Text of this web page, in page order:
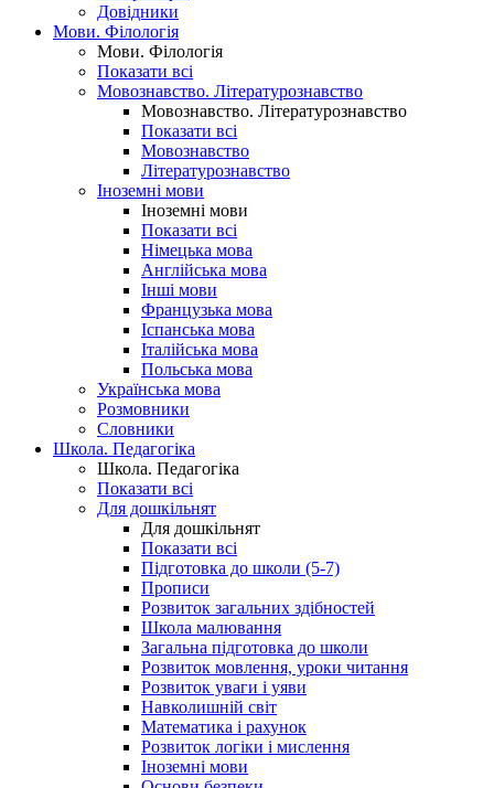
Довідники
Мови. Філологія
Мови. Філологія
Показати всі
Мовознавство. Літературознавство
Мовознавство. Літературознавство
Показати всі
Мовознавство
Літературознавство
Іноземні мови
Іноземні мови
Показати всі
Німецька мова
Англійська мова
Інші мови
Французька мова
Іспанська мова
Італійська мова
Польська мова
Українська мова
Розмовники
Словники
Школа. Педагогіка
Школа. Педагогіка
Показати всі
Для дошкільнят
Для дошкільнят
Показати всі
Підготовка до школи (5-7)
Прописи
Розвиток загальних здібностей
Школа малювання
Загальна підготовка до школи
Розвиток мовлення, уроки читання
Розвиток уваги і уяви
Навколишній світ
Математика і рахунок
Розвиток логіки і мислення
Іноземні мови